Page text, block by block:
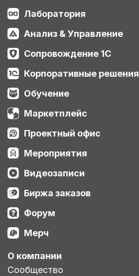
Лаборатория
Анализ & Управление
Сопровождение 1С
Корпоративные решения
Обучение
Маркетплейс
Проектный офис
Мероприятия
Видеозаписи
Биржа заказов
Форум
Мерч
О компании
Сообщество